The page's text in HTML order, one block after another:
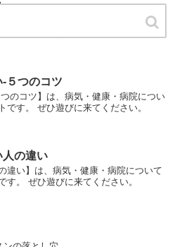
、病気・健康・病院についての記事を
遊びに来てください。
５つのコツ
のコツ】は、病気・健康・病院につい
です。 ぜひ遊びに来てください。
人の違い
違い】は、病気・健康・病院について
す。 ぜひ遊びに来てください。